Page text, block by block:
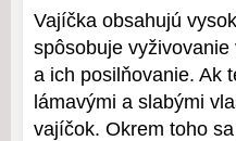
Vajíčka obsahujú
spôsobuje
a ich posilňovanie. Ak
lámavými a slabými
vajíčok. Okrem toho